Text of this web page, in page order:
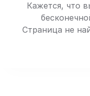
Кажется, что
Страница не